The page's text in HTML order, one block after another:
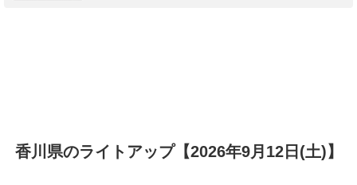
香川県のライトアップ【2026年9月12日(土)】